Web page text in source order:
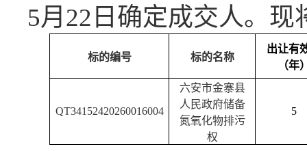
5月22日确定成交人。
标的编号 标的名称
出让有
（年
QT34152420260016004
六安市金寨县
人民政府储备
氮氧化物排污
权
5